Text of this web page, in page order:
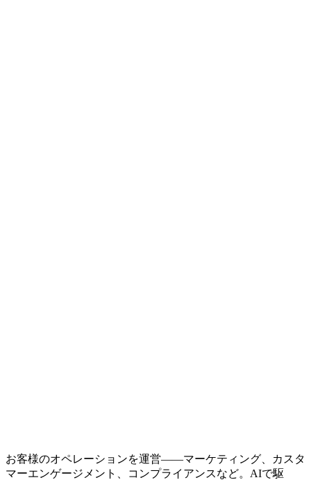
お客様のオペレーションを運営——マーケティング、カスタ
マーエンゲージメント、コンプライアンスなど。AIで駆